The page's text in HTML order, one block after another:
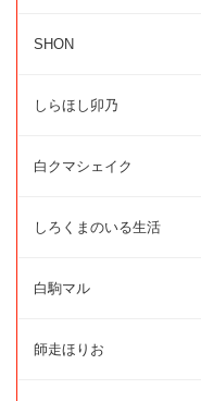
SHON
しらほし卯乃
白クマシェイク
しろくまのいる生活
白駒マル
師走ほりお